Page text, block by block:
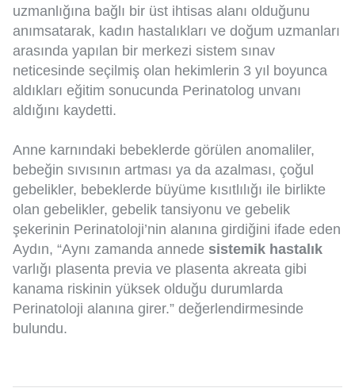
uzmanlığına bağlı bir üst ihtisas alanı olduğunu
anımsatarak, kadın hastalıkları ve doğum uzmanları
arasında yapılan bir merkezi sistem sınav
neticesinde seçilmiş olan hekimlerin 3 yıl boyunca
aldıkları eğitim sonucunda Perinatolog unvanı
aldığını kaydetti.
Anne karnındaki bebeklerde görülen anomaliler,
bebeğin sıvısının artması ya da azalması, çoğul
gebelikler, bebeklerde büyüme kısıtlılığı ile birlikte
olan gebelikler, gebelik tansiyonu ve gebelik
şekerinin Perinatoloji’nin alanına girdiğini ifade eden
Aydın, “Aynı zamanda annede sistemik hastalık
varlığı plasenta previa ve plasenta akreata gibi
kanama riskinin yüksek olduğu durumlarda
Perinatoloji alanına girer.” değerlendirmesinde
bulundu.